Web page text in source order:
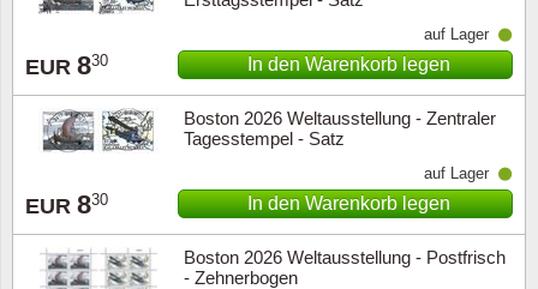
EUR 830
auf Lager
In den Warenkorb legen
Boston 2026 Weltausstellung - Zentraler
Tagesstempel - Satz
EUR 830
auf Lager
In den Warenkorb legen
Boston 2026 Weltausstellung - Postfrisch
- Zehnerbogen